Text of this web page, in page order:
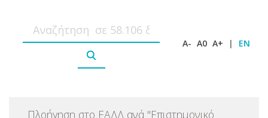
A- A0 A+ | EN
Πλοήγηση στο ΕΑΔΔ ανά "Επιστημονικό